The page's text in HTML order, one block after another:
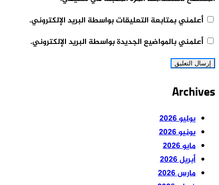
أعلمني بمتابعة التعليقات بواسطة البريد الإلكتروني.
أعلمني بالمواضيع الجديدة بواسطة البريد الإلكتروني.
Archives
يوليو 2026
يونيو 2026
مايو 2026
أبريل 2026
مارس 2026